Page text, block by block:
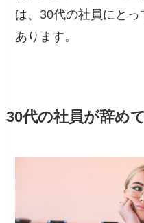
は、30代の社員にと
あります。
30代の社員が辞め